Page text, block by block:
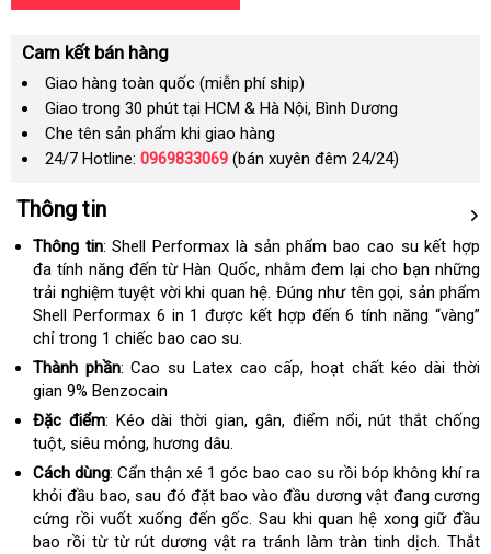
Cam kết bán hàng
Giao hàng toàn quốc (miễn phí ship)
Giao trong 30 phút tại HCM & Hà Nội, Bình Dương
Che tên sản phẩm khi giao hàng
24/7 Hotline: 0969833069 (bán xuyên đêm 24/24)
Thông tin
Thông tin: Shell Performax là sản phẩm bao cao su kết hợp
đa tính năng đến từ Hàn Quốc, nhằm đem lại cho bạn những
trải nghiệm tuyệt vời khi quan hệ. Đúng như tên gọi, sản phẩm
Shell Performax 6 in 1 được kết hợp đến 6 tính năng “vàng”
chỉ trong 1 chiếc bao cao su.
Thành phần: Cao su Latex cao cấp, hoạt chất kéo dài thời
gian 9% Benzocain
Đặc điểm: Kéo dài thời gian, gân, điểm nổi, nút thắt chống
tuột, siêu mỏng, hương dâu.
Cách dùng: Cẩn thận xé 1 góc bao cao su rồi bóp không khí ra
khỏi đầu bao, sau đó đặt bao vào đầu dương vật đang cương
cứng rồi vuốt xuống đến gốc. Sau khi quan hệ xong giữ đầu
bao rồi từ từ rút dương vật ra tránh làm tràn tinh dịch. Thắt